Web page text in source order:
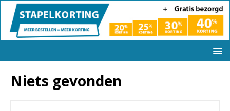
Niets gevonden